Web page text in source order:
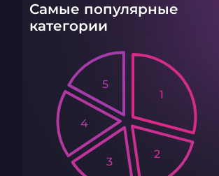
Самые популярные
категории
1
2
3
4
5